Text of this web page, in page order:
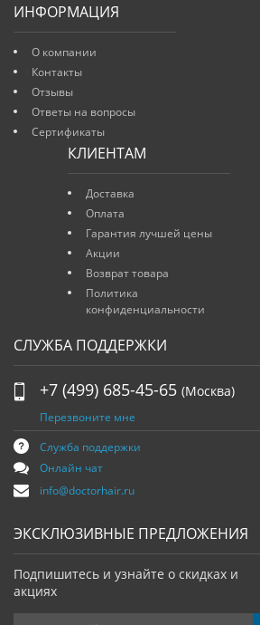
ИНФОРМАЦИЯ
О компании
Контакты
Отзывы
Ответы на вопросы
Сертификаты
КЛИЕНТАМ
Доставка
Оплата
Гарантия лучшей цены
Акции
Возврат товара
Политика
конфиденциальности
СЛУЖБА ПОДДЕРЖКИ
+7 (499) 685-45-65 (Москва)
Перезвоните мне
Служба поддержки
Онлайн чат
info@doctorhair.ru
ЭКСКЛЮЗИВНЫЕ ПРЕДЛОЖЕНИЯ
Подпишитесь и узнайте о скидках и
акциях